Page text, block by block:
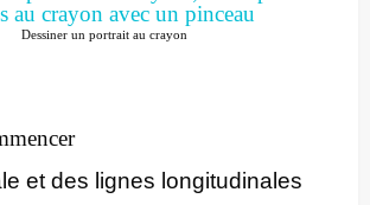
Dessiner un portrait au crayon
et des lignes longitudinales